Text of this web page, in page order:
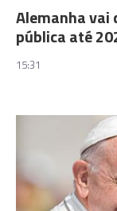
Alemanha vai
pública até
15:31